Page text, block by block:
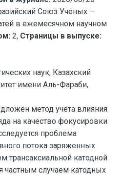
Союз Ученых —
в ежемесячном научном
2, Страницы в выпуске:
наук, Казахский
имени Аль-Фараби,
метод учета влияния
на качество фокусировки
проблема
потока заряженных
трансаксиальной катодной
частным случаем катодных